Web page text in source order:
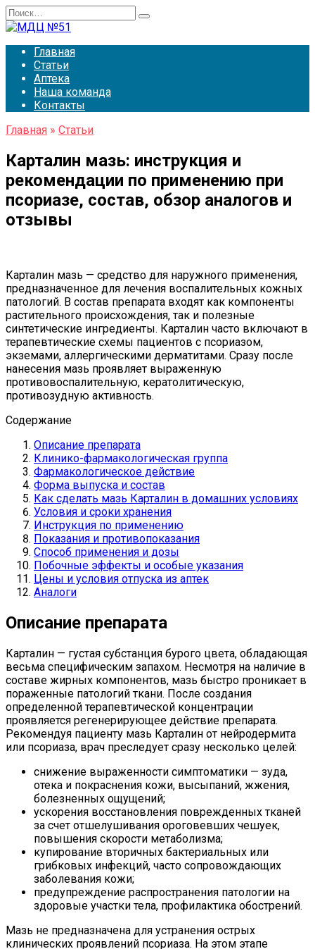
Перейти
к
Search
for:
Главная
Статьи
Аптека
Наша команда
Контакты
Главная » Статьи
Карталин мазь: инструкция и
рекомендации по применению при
псориазе, состав, обзор аналогов и
отзывы
Карталин мазь — средство для наружного применения,
предназначенное для лечения воспалительных кожных
патологий. В состав препарата входят как компоненты
растительного происхождения, так и полезные
синтетические ингредиенты. Карталин часто включают в
терапевтические схемы пациентов с псориазом,
экземами, аллергическими дерматитами. Сразу после
нанесения мазь проявляет выраженную
противовоспалительную, кератолитическую,
противозудную активность.
Содержание
Описание препарата
Клинико-фармакологическая группа
Фармакологическое действие
Форма выпуска и состав
Как сделать мазь Карталин в домашних условиях
Условия и сроки хранения
Инструкция по применению
Показания и противопоказания
Способ применения и дозы
Побочные эффекты и особые указания
Цены и условия отпуска из аптек
Аналоги
Описание препарата
Карталин — густая субстанция бурого цвета, обладающая
весьма специфическим запахом. Несмотря на наличие в
составе жирных компонентов, мазь быстро проникает в
пораженные патологий ткани. После создания
определенной терапевтической концентрации
проявляется регенерирующее действие препарата.
Рекомендуя пациенту мазь Карталин от нейродермита
или псориаза, врач преследует сразу несколько целей:
снижение выраженности симптоматики — зуда,
отека и покраснения кожи, высыпаний, жжения,
болезненных ощущений;
ускорения восстановления поврежденных тканей
за счет отшелушивания ороговевших чешуек,
повышения скорости метаболизма;
купирование вторичных бактериальных или
грибковых инфекций, часто сопровождающих
заболевания кожи;
предупреждение распространения патологии на
здоровые участки тела, профилактика обострений.
Мазь не предназначена для устранения острых
клинических проявлений псориаза. На этом этапе